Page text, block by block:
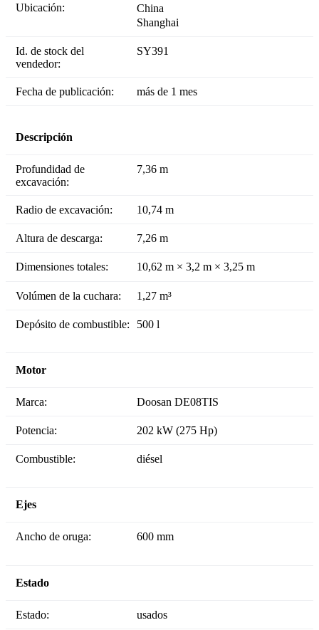
Ubicación:
China
Shanghai
Id. de stock del
vendedor:
SY391
Fecha de publicación: más de 1 mes
Descripción
Profundidad de
excavación:
7,36 m
Radio de excavación: 10,74 m
Altura de descarga: 7,26 m
Dimensiones totales: 10,62 m × 3,2 m × 3,25 m
Volúmen de la cuchara: 1,27 m³
Depósito de combustible: 500 l
Motor
Marca: Doosan DE08TIS
Potencia: 202 kW (275 Hp)
Combustible: diésel
Ejes
Ancho de oruga: 600 mm
Estado
Estado: usados